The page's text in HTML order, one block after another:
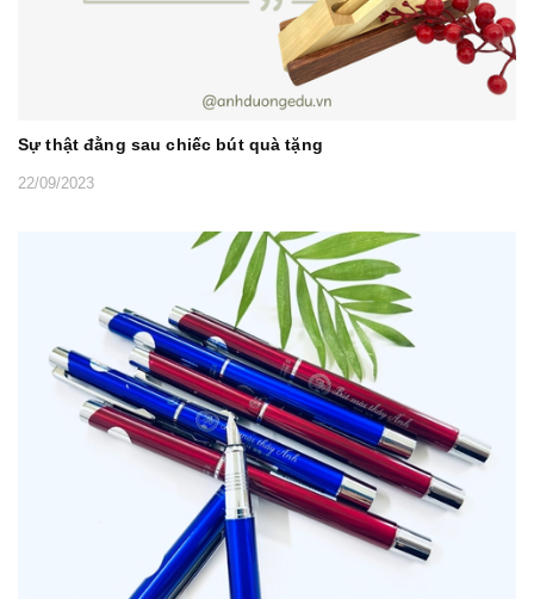
Sự thật đằng sau chiếc bút quà tặng
22/09/2023